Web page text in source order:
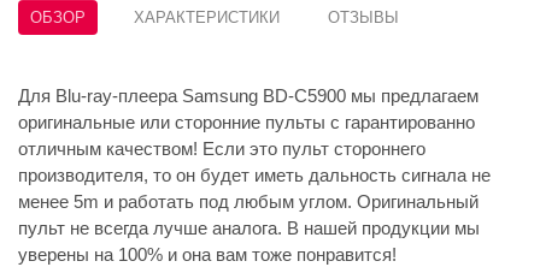
ОБЗОР ХАРАКТЕРИСТИКИ ОТЗЫВЫ
Для Blu-ray-плеера Samsung BD-C5900 мы предлагаем
оригинальные или сторонние пульты с гарантированно
отличным качеством! Если это пульт стороннего
производителя, то он будет иметь дальность сигнала не
менее 5m и работать под любым углом. Оригинальный
пульт не всегда лучше аналога. В нашей продукции мы
уверены на 100% и она вам тоже понравится!